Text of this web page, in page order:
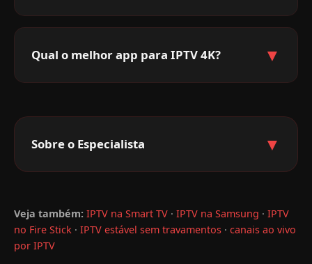
Qual o melhor app para IPTV 4K? ▼
Sobre o Especialista ▼
Veja também: IPTV na Smart TV · IPTV na Samsung · IPTV
no Fire Stick · IPTV estável sem travamentos · canais ao vivo
por IPTV